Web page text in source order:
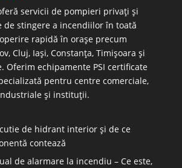
servicii de pompieri privați și
de stingere a incendiilor în toată
rapidă în orașe precum
Cluj, Iași, Constanța, Timișoara și
Oferim echipamente PSI certificate
pentru centre comerciale,
și instituții.
de hidrant interior și de ce
contează
de alarmare la incendiu – Ce este,